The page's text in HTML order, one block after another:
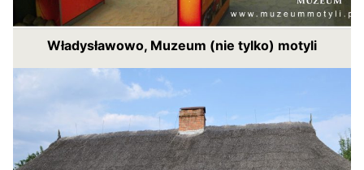
Władysławowo, Muzeum (nie tylko) motyli